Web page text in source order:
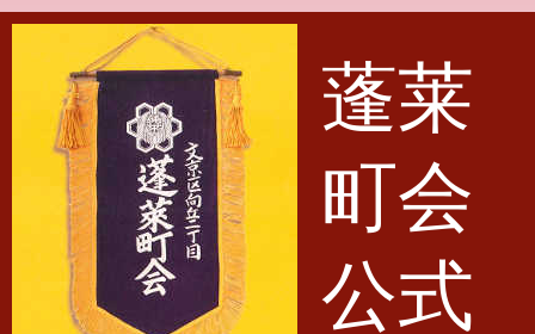
メインコンテンツに移動
蓬莱
町会
公式